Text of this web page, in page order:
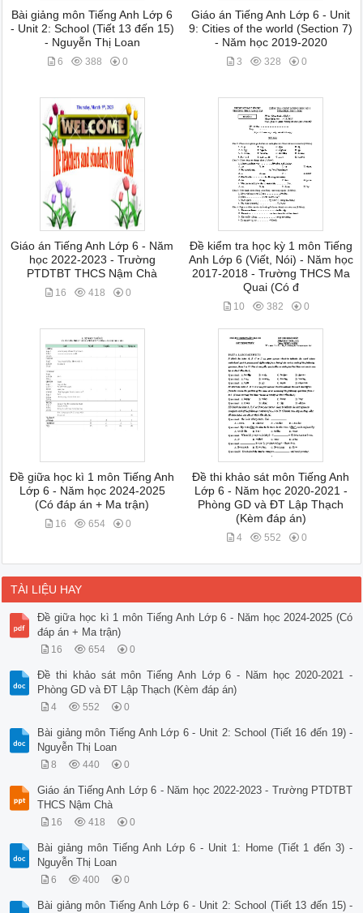
Bài giảng môn Tiếng Anh Lớp 6
- Unit 2: School (Tiết 13 đến 15)
- Nguyễn Thị Loan
6 388 0
Giáo án Tiếng Anh Lớp 6 - Unit
9: Cities of the world (Section 7)
- Năm học 2019-2020
3 328 0
Giáo án Tiếng Anh Lớp 6 - Năm
học 2022-2023 - Trường
PTDTBT THCS Nậm Chà
16 418 0
Đề kiểm tra học kỳ 1 môn Tiếng
Anh Lớp 6 (Viết, Nói) - Năm học
2017-2018 - Trường THCS Ma
Quai (Có đ
10 382 0
Đề giữa học kì 1 môn Tiếng Anh
Lớp 6 - Năm học 2024-2025
(Có đáp án + Ma trận)
16 654 0
Đề thi khảo sát môn Tiếng Anh
Lớp 6 - Năm học 2020-2021 -
Phòng GD và ĐT Lập Thạch
(Kèm đáp án)
4 552 0
TÀI LIỆU HAY
Đề giữa học kì 1 môn Tiếng Anh Lớp 6 - Năm học 2024-2025 (Có
đáp án + Ma trận)
16 654 0
Đề thi khảo sát môn Tiếng Anh Lớp 6 - Năm học 2020-2021 -
Phòng GD và ĐT Lập Thạch (Kèm đáp án)
4 552 0
Bài giảng môn Tiếng Anh Lớp 6 - Unit 2: School (Tiết 16 đến 19) -
Nguyễn Thị Loan
8 440 0
Giáo án Tiếng Anh Lớp 6 - Năm học 2022-2023 - Trường PTDTBT
THCS Nậm Chà
16 418 0
Bài giảng môn Tiếng Anh Lớp 6 - Unit 1: Home (Tiết 1 đến 3) -
Nguyễn Thị Loan
6 400 0
Bài giảng môn Tiếng Anh Lớp 6 - Unit 2: School (Tiết 13 đến 15) -